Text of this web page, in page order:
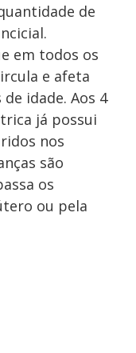
de
em todos os
e afeta
idade. Aos 4
já possui
nos
são
os
ou pela